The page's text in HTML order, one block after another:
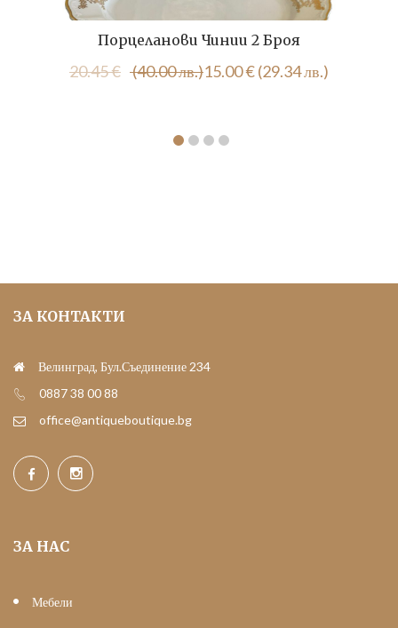
Порцеланови Чинии 2 Броя
20.45€ (40.00 лв.)Original
20.45 €
15.00€(29.34 лв.)
Текущата
15.00 €
ЗА КОНТАКТИ
Велинград, Бул.Съединение 234
0887 38 00 88
office@antiqueboutique.bg
ЗА НАС
Мебели